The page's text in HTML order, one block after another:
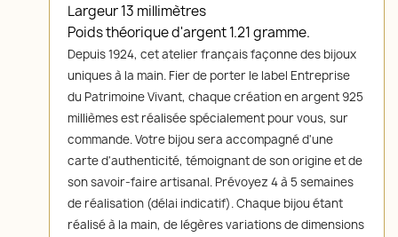
Largeur 13 millimètres
Poids théorique d'argent 1.21 gramme.
Depuis 1924, cet atelier français façonne des bijoux
uniques à la main. Fier de porter le label Entreprise
du Patrimoine Vivant, chaque création en argent 925
millièmes est réalisée spécialement pour vous, sur
commande. Votre bijou sera accompagné d'une
carte d'authenticité, témoignant de son origine et de
son savoir-faire artisanal. Prévoyez 4 à 5 semaines
de réalisation (délai indicatif). Chaque bijou étant
réalisé à la main, de légères variations de dimensions